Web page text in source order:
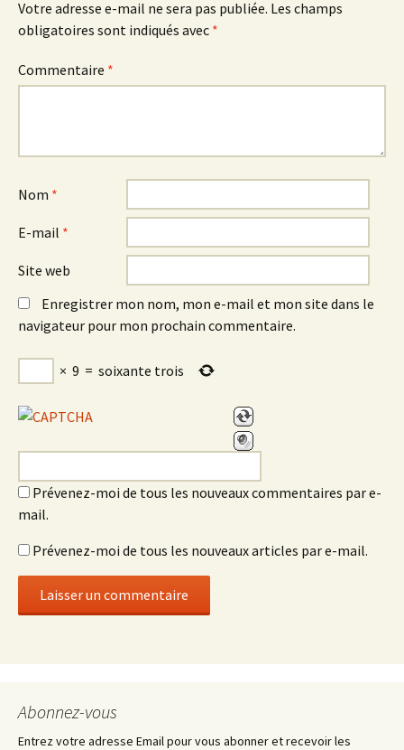
Votre adresse e-mail ne sera pas publiée. Les champs
obligatoires sont indiqués avec *
Commentaire *
Nom *
E-mail *
Site web
Enregistrer mon nom, mon e-mail et mon site dans le
navigateur pour mon prochain commentaire.
× 9 = soixante trois
Prévenez-moi de tous les nouveaux commentaires par e-
mail.
Prévenez-moi de tous les nouveaux articles par e-mail.
Abonnez-vous
Entrez votre adresse Email pour vous abonner et recevoir les